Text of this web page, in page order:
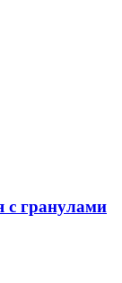
с гранулами